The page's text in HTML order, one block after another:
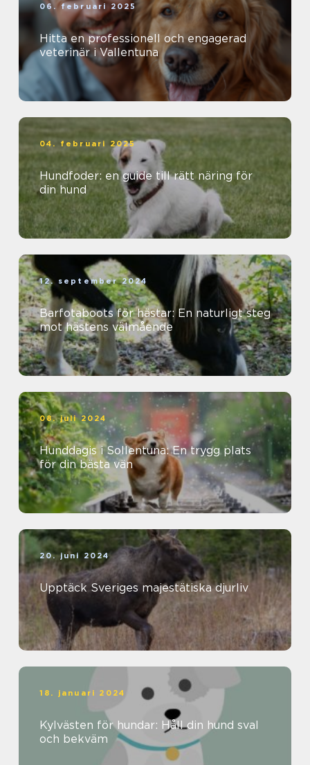
06. februari 2025
Hitta en professionell och engagerad
veterinär i Vallentuna
04. februari 2025
Hundfoder: en guide till rätt näring för
din hund
12. september 2024
Barfotaboots för hästar: En naturligt steg
mot hästens välmående
08. juli 2024
Hunddagis i Sollentuna: En trygg plats
för din bästa vän
20. juni 2024
Upptäck Sveriges majestätiska djurliv
18. januari 2024
Kylvästen för hundar: Håll din hund sval
och bekväm